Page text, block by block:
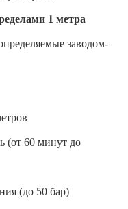
1 метра
заводом-
(от 60 минут до
(до 50 бар)